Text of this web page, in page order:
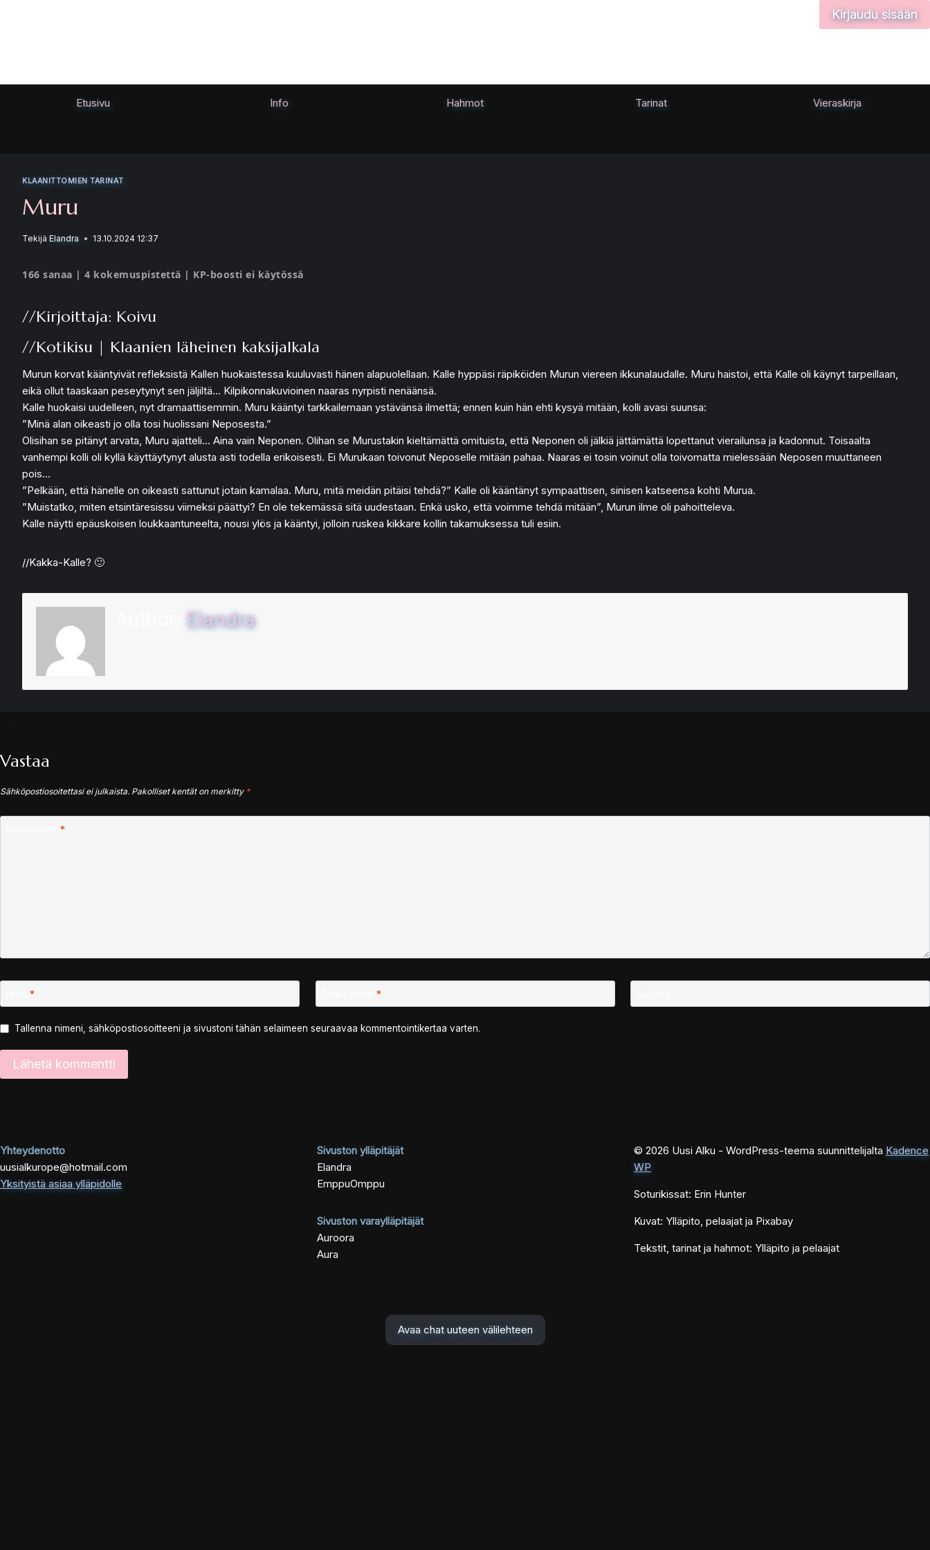
Kirjaudu sisään
Etusivu Info Hahmot Tarinat Vieraskirja
KLAANITTOMIEN TARINAT
Muru
Tekijä Elandra 13.10.2024 12:37
166 sanaa | 4 kokemuspistettä | KP-boosti ei käytössä
//Kirjoittaja: Koivu
//Kotikisu | Klaanien läheinen kaksijalkala
Murun korvat kääntyivät refleksistä Kallen huokaistessa kuuluvasti hänen alapuolellaan. Kalle hyppäsi räpiköiden Murun viereen ikkunalaudalle. Muru haistoi, että Kalle oli käynyt tarpeillaan,
eikä ollut taaskaan peseytynyt sen jäljiltä… Kilpikonnakuvioinen naaras nyrpisti nenäänsä.
Kalle huokaisi uudelleen, nyt dramaattisemmin. Muru kääntyi tarkkailemaan ystävänsä ilmettä; ennen kuin hän ehti kysyä mitään, kolli avasi suunsa:
”Minä alan oikeasti jo olla tosi huolissani Neposesta.”
Olisihan se pitänyt arvata, Muru ajatteli… Aina vain Neponen. Olihan se Murustakin kieltämättä omituista, että Neponen oli jälkiä jättämättä lopettanut vierailunsa ja kadonnut. Toisaalta
vanhempi kolli oli kyllä käyttäytynyt alusta asti todella erikoisesti. Ei Murukaan toivonut Neposelle mitään pahaa. Naaras ei tosin voinut olla toivomatta mielessään Neposen muuttaneen
pois…
”Pelkään, että hänelle on oikeasti sattunut jotain kamalaa. Muru, mitä meidän pitäisi tehdä?” Kalle oli kääntänyt sympaattisen, sinisen katseensa kohti Murua.
”Muistatko, miten etsintäresissu viimeksi päättyi? En ole tekemässä sitä uudestaan. Enkä usko, että voimme tehdä mitään”, Murun ilme oli pahoitteleva.
Kalle näytti epäuskoisen loukkaantuneelta, nousi ylös ja kääntyi, jolloin ruskea kikkare kollin takamuksessa tuli esiin.
//Kakka-Kalle? 🙂
Elandra
Vastaa
Sähköpostiosoitettasi ei julkaista. Pakolliset kentät on merkitty *
*
* *
Tallenna nimeni, sähköpostiosoitteeni ja sivustoni tähän selaimeen seuraavaa kommentointikertaa varten.
Yhteydenotto
uusialkurope@hotmail.com
Yksityistä asiaa ylläpidolle
Sivuston ylläpitäjät
Elandra
EmppuOmppu
Sivuston varaylläpitäjät
Auroora
Aura
© 2026 Uusi Alku - WordPress-teema suunnittelijalta Kadence
WP
Soturikissat: Erin Hunter
Kuvat: Ylläpito, pelaajat ja Pixabay
Tekstit, tarinat ja hahmot: Ylläpito ja pelaajat
Avaa chat uuteen välilehteen